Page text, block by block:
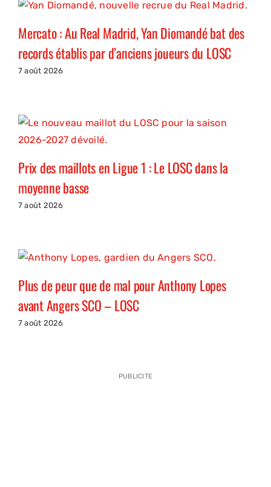
Mercato : Au Real Madrid, Yan Diomandé bat des
records établis par d’anciens joueurs du LOSC
7 août 2026
Prix des maillots en Ligue 1 : Le LOSC dans la
moyenne basse
7 août 2026
Plus de peur que de mal pour Anthony Lopes
avant Angers SCO – LOSC
7 août 2026
PUBLICITE